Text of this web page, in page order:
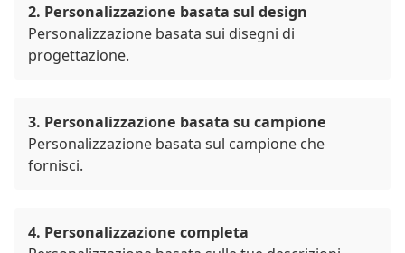
2. Personalizzazione basata sul design
Personalizzazione basata sui disegni di
progettazione.
3. Personalizzazione basata su campione
Personalizzazione basata sul campione che
fornisci.
4. Personalizzazione completa